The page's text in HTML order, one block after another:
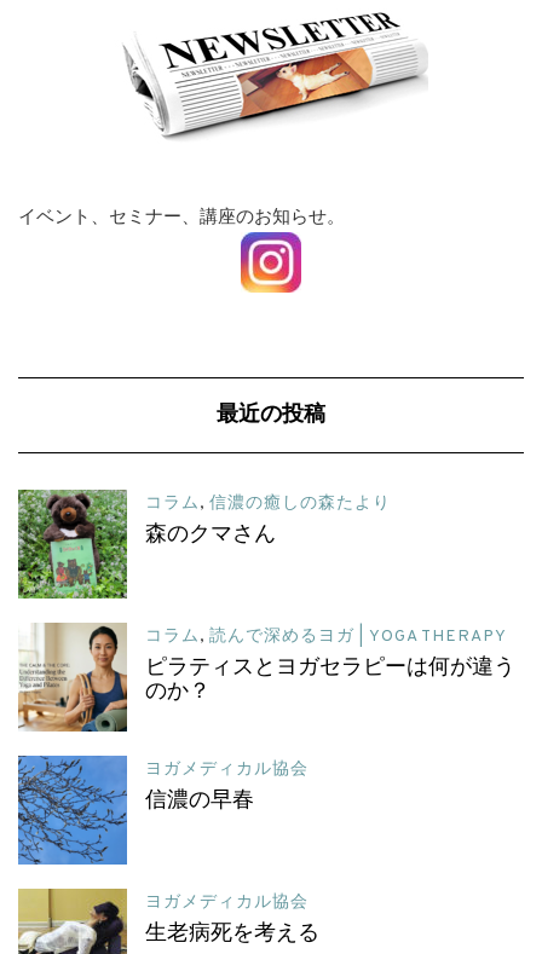
イベント、セミナー、講座のお知らせ。
最近の投稿
コラム, 信濃の癒しの森たより
森のクマさん
コラム, 読んで深めるヨガ | YOGA THERAPY
ピラティスとヨガセラピーは何が違う
のか？
ヨガメディカル協会
信濃の早春
ヨガメディカル協会
生老病死を考える